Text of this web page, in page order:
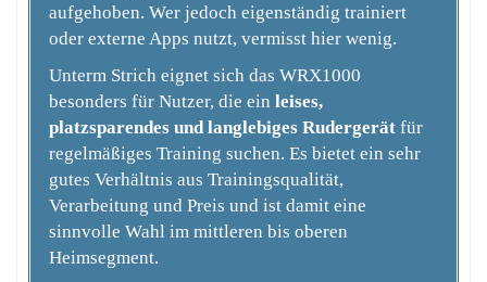
aufgehoben. Wer jedoch eigenständig trainiert
oder externe Apps nutzt, vermisst hier wenig.
Unterm Strich eignet sich das WRX1000
besonders für Nutzer, die ein leises,
platzsparendes und langlebiges Rudergerät für
regelmäßiges Training suchen. Es bietet ein sehr
gutes Verhältnis aus Trainingsqualität,
Verarbeitung und Preis und ist damit eine
sinnvolle Wahl im mittleren bis oberen
Heimsegment.